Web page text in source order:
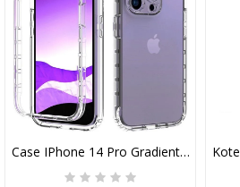
Case IPhone 14 Pro Gradienttiväri